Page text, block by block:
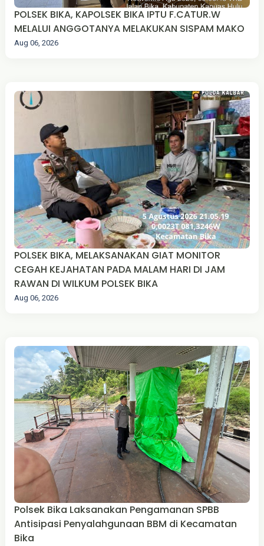
POLSEK BIKA, KAPOLSEK BIKA IPTU F.CATUR.W
MELALUI ANGGOTANYA MELAKUKAN SISPAM MAKO
Aug 06, 2026
POLSEK BIKA, MELAKSANAKAN GIAT MONITOR
CEGAH KEJAHATAN PADA MALAM HARI DI JAM
RAWAN DI WILKUM POLSEK BIKA
Aug 06, 2026
Polsek Bika Laksanakan Pengamanan SPBB
Antisipasi Penyalahgunaan BBM di Kecamatan
Bika